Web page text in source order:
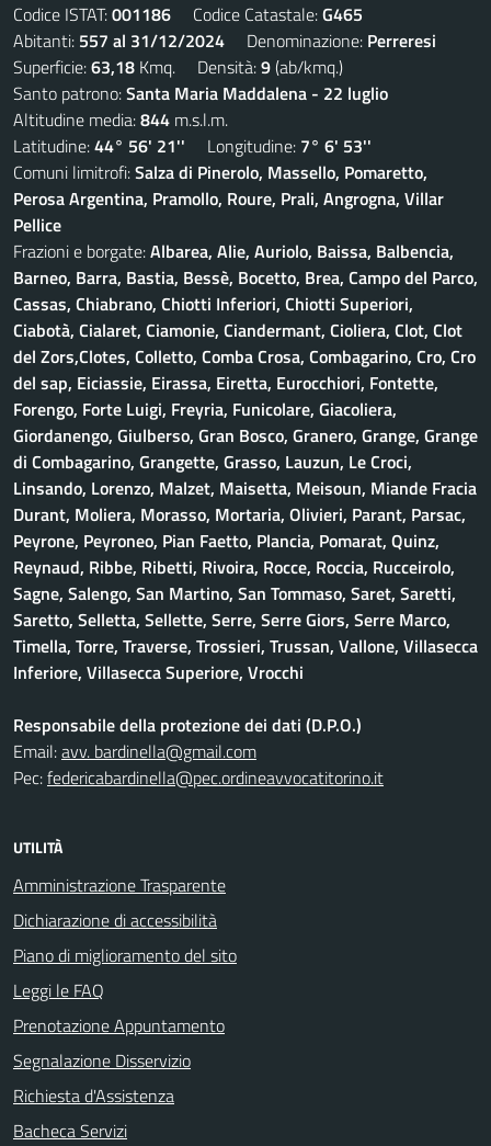
Codice ISTAT:001186 Codice Catastale:G465
Abitanti: 557 al 31/12/2024 Denominazione: Perreresi
Superficie:63,18 Kmq. Densità:9(ab/kmq.)
Santo patrono:Santa Maria Maddalena - 22 luglio
Altitudine media:844 m.s.l.m.
Latitudine:44° 56' 21'' Longitudine: 7° 6' 53''
Comuni limitrofi:Salza di Pinerolo, Massello, Pomaretto,
Perosa Argentina, Pramollo, Roure, Prali, Angrogna, Villar
Pellice
Frazioni e borgate:Albarea, Alie, Auriolo, Baissa, Balbencia,
Barneo, Barra, Bastia, Bessè, Bocetto, Brea, Campo del Parco,
Cassas, Chiabrano, Chiotti Inferiori, Chiotti Superiori,
Ciabotà, Cialaret, Ciamonie, Ciandermant, Cioliera, Clot, Clot
del Zors,Clotes, Colletto, Comba Crosa, Combagarino, Cro, Cro
del sap, Eiciassie, Eirassa, Eiretta, Eurocchiori, Fontette,
Forengo, Forte Luigi, Freyria, Funicolare, Giacoliera,
Giordanengo, Giulberso, Gran Bosco, Granero, Grange, Grange
di Combagarino, Grangette, Grasso, Lauzun, Le Croci,
Linsando, Lorenzo, Malzet, Maisetta, Meisoun, Miande Fracia
Durant, Moliera, Morasso, Mortaria, Olivieri, Parant, Parsac,
Peyrone, Peyroneo, Pian Faetto, Plancia, Pomarat, Quinz,
Reynaud, Ribbe, Ribetti, Rivoira, Rocce, Roccia, Rucceirolo,
Sagne, Salengo, San Martino, San Tommaso, Saret, Saretti,
Saretto, Selletta, Sellette, Serre, Serre Giors, Serre Marco,
Timella, Torre, Traverse, Trossieri, Trussan, Vallone, Villasecca
Inferiore, Villasecca Superiore, Vrocchi
Responsabile della protezione dei dati (D.P.O.)
Email:avv. bardinella@gmail.com
Pec:federicabardinella@pec.ordineavvocatitorino.it
UTILITÀ
Amministrazione Trasparente
Dichiarazione di accessibilità
Piano di miglioramento del sito
Leggi le FAQ
Prenotazione Appuntamento
Segnalazione Disservizio
Richiesta d'Assistenza
Bacheca Servizi